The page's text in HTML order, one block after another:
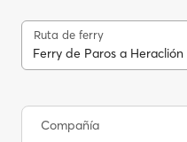
Ruta de ferry
Ferry de Paros a Heraclión
Compañía